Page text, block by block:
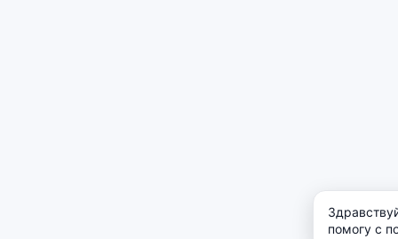
помогу с